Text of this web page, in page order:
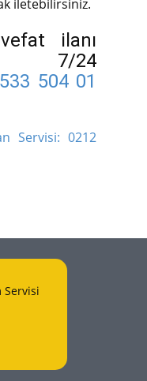
iletebilirsiniz.
ilanı
7/24
504 01
Servisi: 0212
Servisi